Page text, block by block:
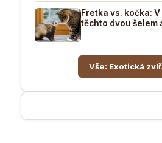
Fretka vs. kočka:
těchto dvou šelem
Vše: Exotická